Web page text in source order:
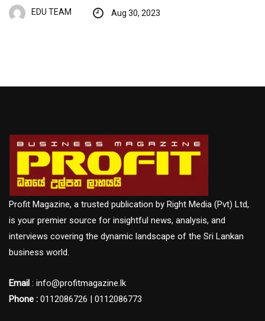
EDU TEAM Aug 30, 2023
Profit Magazine, a trusted publication by Right Media (Pvt) Ltd,
is your premier source for insightful news, analysis, and
interviews covering the dynamic landscape of the Sri Lankan
business world.
Email : info@profitmagazine.lk
Phone : 0112086726 | 0112086773